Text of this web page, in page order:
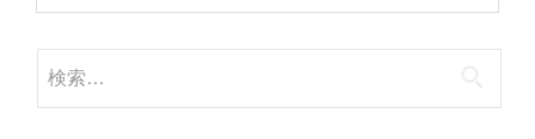
索: